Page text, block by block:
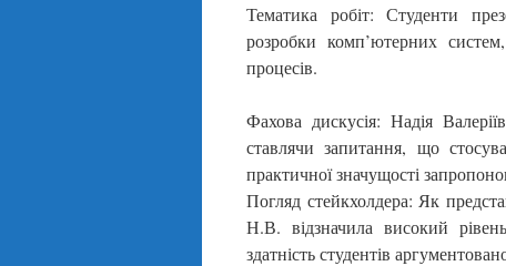
Тематика робіт: Студенти
розробки комп’ютерних
процесів.
Фахова дискусія: Надія
ставлячи запитання, що
практичної значущості
Погляд стейкхолдера: Як
Н.В. відзначила високий
здатність студентів